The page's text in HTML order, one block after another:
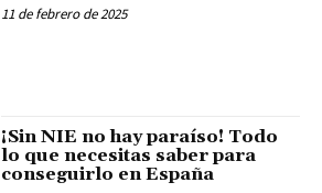
11 de febrero de 2025
¡Sin NIE no hay paraíso! Todo
lo que necesitas saber para
conseguirlo en España